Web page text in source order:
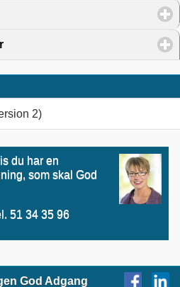
2)
du har en
som skal God
51 34 35 96
God Adgang